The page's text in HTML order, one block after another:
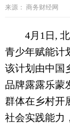
来源： 商务财经网
4月1日, 北
青少年赋能计
该计划由中国
品牌露露乐蒙
群体在乡村开
社会实践能力